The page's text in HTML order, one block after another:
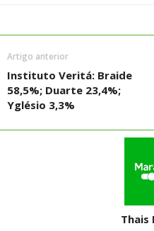
Artigo anterior
Instituto Veritá: Braide
58,5%; Duarte 23,4%;
Yglésio 3,3%
Thais